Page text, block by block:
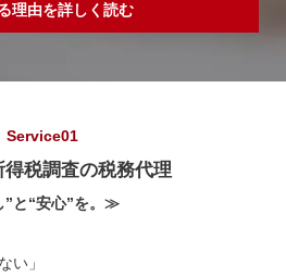
理由を詳しく読む
Service01
税調査の税務代理
”と“安心”を。≫
い」